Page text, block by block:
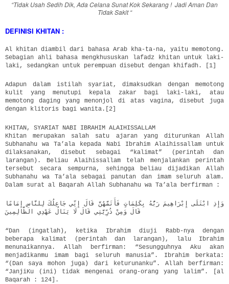
“Tidak Usah Sedih Dik, Ada Celana Sunat Kok Sekarang ! Jadi Aman Dan
Tidak Sakit “
DEFINISI KHITAN :
Al khitan diambil dari bahasa Arab kha-ta-na, yaitu memotong.
Sebagian ahli bahasa mengkhususkan lafadz khitan untuk laki-
laki, sedangkan untuk perempuan disebut dengan khifadh. [1]
Adapun dalam istilah syariat, dimaksudkan dengan memotong
kulit yang menutupi kepala zakar bagi laki-laki, atau
memotong daging yang menonjol di atas vagina, disebut juga
dengan klitoris bagi wanita.[2]
KHITAN, SYARIAT NABI IBRAHIM ALAIHISSALLAM
Khitan merupakan salah satu ajaran yang diturunkan Allah
Subhanahu wa Ta’ala kepada Nabi Ibrahim Alaihissallam untuk
dilaksanakan, disebut sebagai “kalimat” (perintah dan
larangan). Beliau Alaihissallam telah menjalankan perintah
tersebut secara sempurna, sehingga beliau dijadikan Allah
Subhanahu wa Ta’ala sebagai panutan dan imam seluruh alam.
Dalam surat al Baqarah Allah Subhanahu wa Ta’ala berfirman :
وَإِذِ ابْتَلَى إِبْرَاهِيمَ رَبُّهُ بِكَلِمَاتٍ فَأَتَمَّهُنَّ قَالَ إِنِّي جَاعِلُكَ لِلنَّاسِ إِمَامًا
قَالَ وَمِنْ ذُرِّيَّتِي قَالَ لَا يَنَالُ عَهْدِي الظَّالِمِينَ
“Dan (ingatlah), ketika Ibrahim diuji Rabb-nya dengan
beberapa kalimat (perintah dan larangan), lalu Ibrahim
menunaikannya. Allah berfirman: “Sesungguhnya Aku akan
menjadikanmu imam bagi seluruh manusia”. Ibrahim berkata:
“(Dan saya mohon juga) dari keturunanku”. Allah berfirman:
“JanjiKu (ini) tidak mengenai orang-orang yang lalim”. [al
Baqarah : 124].